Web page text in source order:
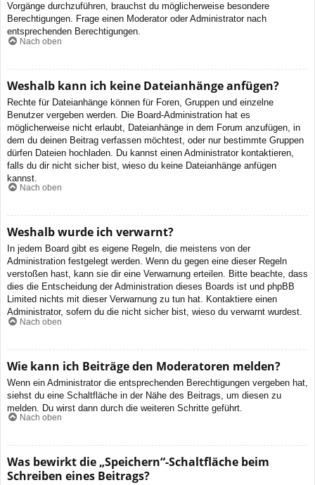
Vorgänge durchzuführen, brauchst du möglicherweise besondere
Berechtigungen. Frage einen Moderator oder Administrator nach
entsprechenden Berechtigungen.
Nach oben
Weshalb kann ich keine Dateianhänge anfügen?
Rechte für Dateianhänge können für Foren, Gruppen und einzelne
Benutzer vergeben werden. Die Board-Administration hat es
möglicherweise nicht erlaubt, Dateianhänge in dem Forum anzufügen, in
dem du deinen Beitrag verfassen möchtest, oder nur bestimmte Gruppen
dürfen Dateien hochladen. Du kannst einen Administrator kontaktieren,
falls du dir nicht sicher bist, wieso du keine Dateianhänge anfügen
kannst.
Nach oben
Weshalb wurde ich verwarnt?
In jedem Board gibt es eigene Regeln, die meistens von der
Administration festgelegt werden. Wenn du gegen eine dieser Regeln
verstoßen hast, kann sie dir eine Verwarnung erteilen. Bitte beachte, dass
dies die Entscheidung der Administration dieses Boards ist und phpBB
Limited nichts mit dieser Verwarnung zu tun hat. Kontaktiere einen
Administrator, sofern du die nicht sicher bist, wieso du verwarnt wurdest.
Nach oben
Wie kann ich Beiträge den Moderatoren melden?
Wenn ein Administrator die entsprechenden Berechtigungen vergeben hat,
siehst du eine Schaltfläche in der Nähe des Beitrags, um diesen zu
melden. Du wirst dann durch die weiteren Schritte geführt.
Nach oben
Was bewirkt die „Speichern“-Schaltfläche beim
Schreiben eines Beitrags?